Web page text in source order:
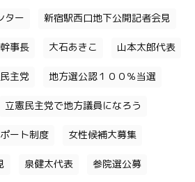
ター 新宿駅西口地下公開記者会見
事長 大石あきこ 山本太郎代表
主党 地方選公認１００％当選
立憲民主党で地方議員になろう
ート制度 女性候補大募集
泉健太代表 参院選公募